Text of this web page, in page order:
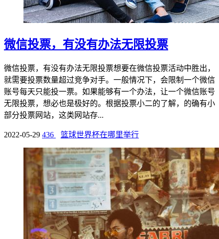
微信投票，有没有办法无限投票
微信投票，有没有办法无限投票想要在微信投票活动中胜出，
就需要投票数量超过竞争对手。一般情况下，会限制一个微信
账号每天只能投一票。如果能够有一个办法，让一个微信账号
无限投票，想必也是极好的。根据投票小二的了解，的确有小
部分投票网站，这类网站存...
2022-05-29 436 篮球世界杯在哪里举行